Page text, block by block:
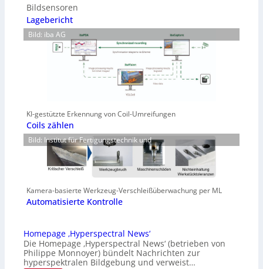
Bildsensoren
Lagebericht
Bild: iba AG
KI-gestützte Erkennung von Coil-Umreifungen
Coils zählen
Bild: Institut für Fertigungstechnik und
Kamera-basierte Werkzeug-Verschleißüberwachung per ML
Automatisierte Kontrolle
Homepage ‚Hyperspectral News‘
Die Homepage ‚Hyperspectral News‘ (betrieben von
Philippe Monnoyer) bündelt Nachrichten zur
hyperspektralen Bildgebung und verweist…